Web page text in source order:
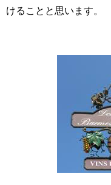
けることと思います。